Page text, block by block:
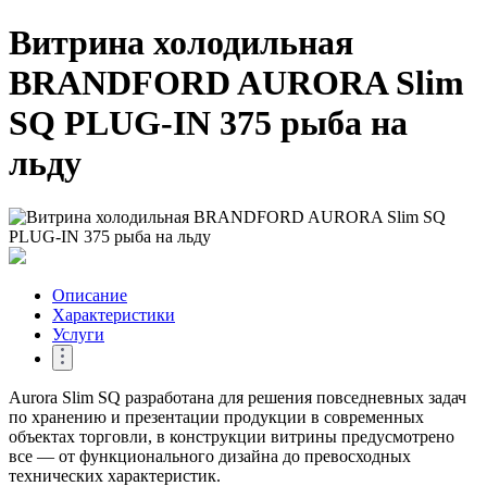
Витрина холодильная
BRANDFORD AURORA Slim
SQ PLUG-IN 375 рыба на
льду
Описание
Характеристики
Услуги
Aurora Slim SQ разработана для решения повседневных задач
по хранению и презентации продукции в современных
объектах торговли, в конструкции витрины предусмотрено
все — от функционального дизайна до превосходных
технических характеристик.